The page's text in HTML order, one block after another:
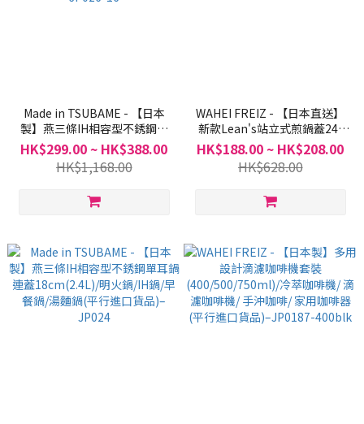
Made in TSUBAME - 【日本
製】燕三條IH相容型不銹鋼防
溢單耳鍋連蓋16cm(2.3L)/明火
鍋/IH鍋/早餐鍋/湯麵鍋(平行進
口貨品)–JP026-16
HK$299.00 ~ HK$388.00
HK$1,168.00
WAHEI FREIZ - 【日本直送】
新款Lean's站立式煎鍋蓋24-
28cm(中碼)/26-32cm(大碼)/
易潔鍋蓋/多尺寸鍋蓋子–
JP0122A
HK$188.00 ~ HK$208.00
HK$628.00